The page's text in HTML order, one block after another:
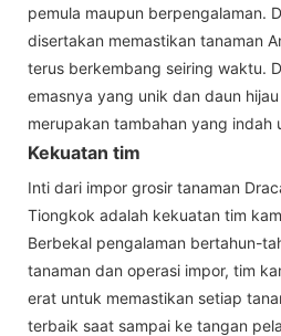
pemula maupun berpengalaman.
disertakan memastikan tanaman
terus berkembang seiring waktu.
emasnya yang unik dan daun
merupakan tambahan yang indah
Kekuatan tim
Inti dari impor grosir tanaman
Tiongkok adalah kekuatan tim
Berbekal pengalaman bertahun-
tanaman dan operasi impor, tim
erat untuk memastikan setiap
terbaik saat sampai ke tangan